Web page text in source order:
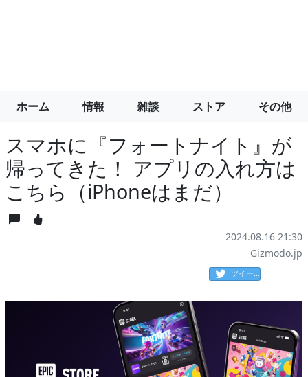
ホーム 情報 雑談 ストア その他
スマホに『フォートナイト』が
帰ってきた！ アプリの入れ方は
こちら（iPhoneはまだ）
2024.08.16 21:30
Gizmodo.jp
ツイート